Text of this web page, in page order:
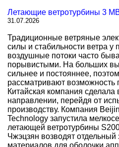
Летающие ветротурбины 3
31.07.2026
Традиционные ветряные
силы и стабильности ветра у
воздушные потоки часто
порывистыми. На больших
сильнее и постояннее,
рассматривают возможность
Китайская компания
направлении, перейдя от
производству. Компания
Technology запустила
летающей ветротурбины
Чжэцзян возводят отдельный
материалов для оболочки